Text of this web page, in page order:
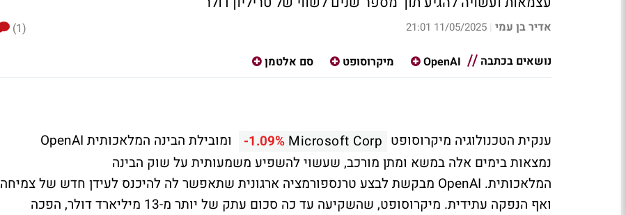
אדיר בן עמי |
11/05/2025 21:01
(1)
נושאים בכתבה
OpenAI מיקרוסופט סם אלטמן
ענקית הטכנולוגיה מיקרוסופט Microsoft Corp
-1.09%
ומובילת הבינה המלאכותית OpenAI
נמצאות בימים אלה במשא ומתן מורכב, שעשוי להשפיע משמעותית על שוק הבינה
המלאכותית. OpenAI מבקשת לבצע טרנספורמציה ארגונית שתאפשר לה להיכנס לעידן חדש של צמיחה
ואף הנפקה עתידית. מיקרוסופט, שהשקיעה עד כה סכום עתק של יותר מ-13 מיליארד דולר, הפכה